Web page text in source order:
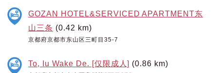
GOZAN HOTEL&SERVICED APARTMENT东
山三条 (0.42 km)
京都府京都市东山区三町目35-7
To, Iu Wake De. [仅限成人] (0.86 km)